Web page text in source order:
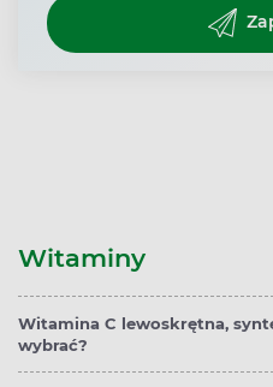
Witaminy
Witamina C lewoskrętna,
wybrać?